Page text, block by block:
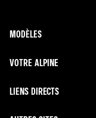
MODÈLES
VOTRE ALPINE
LIENS DIRECTS